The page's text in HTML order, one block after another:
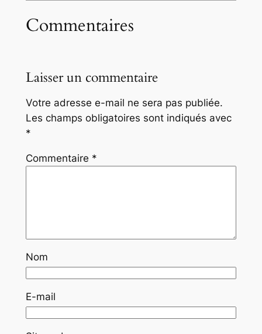
Commentaires
Laisser un commentaire
Votre adresse e-mail ne sera pas publiée.
Les champs obligatoires sont indiqués avec
*
Commentaire *
Nom
E-mail